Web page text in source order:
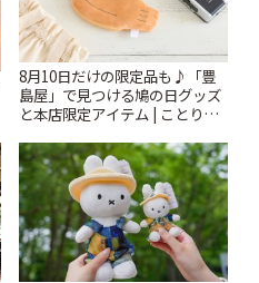
8月10日だけの限定品も♪「豊
島屋」で見つける鳩の日グッズ
と本店限定アイテム | ことりっ